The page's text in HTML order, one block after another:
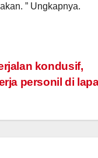
” Ungkapnya.
kondusif,
personil di